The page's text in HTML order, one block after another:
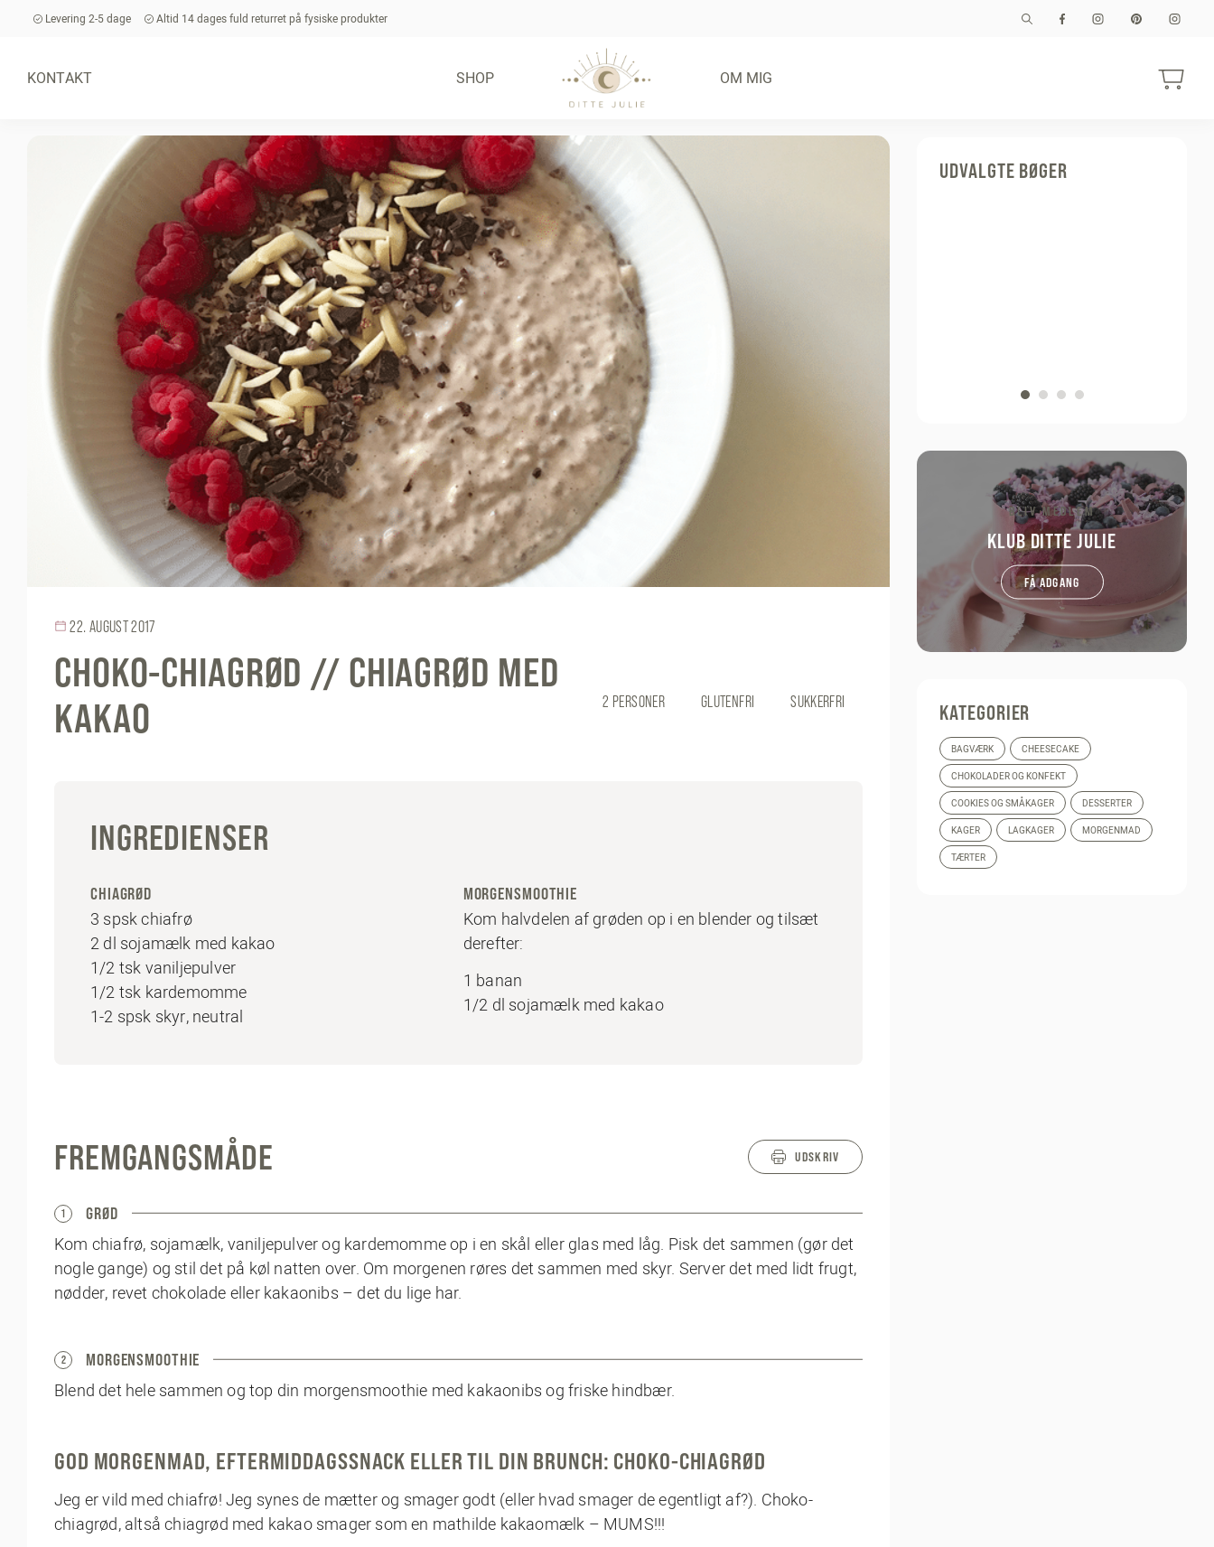
Levering 2-5 dage Altid 14 dages fuld returret på fysiske produkter
KONTAKT SHOP OM MIG
22. AUGUST 2017
CHOKO-CHIAGRØD // CHIAGRØD MED
KAKAO
2 PERSONER GLUTENFRI SUKKERFRI
INGREDIENSER
CHIAGRØD
3 spsk chiafrø
2 dl sojamælk med kakao
1/2 tsk vaniljepulver
1/2 tsk kardemomme
1-2 spsk skyr, neutral
MORGENSMOOTHIE
Kom halvdelen af grøden op i en blender og tilsæt
derefter:
1 banan
1/2 dl sojamælk med kakao
FREMGANGSMÅDE UDSKRIV
1 GRØD
Kom chiafrø, sojamælk, vaniljepulver og kardemomme op i en skål eller glas med låg. Pisk det sammen (gør det
nogle gange) og stil det på køl natten over. Om morgenen røres det sammen med skyr. Server det med lidt frugt,
nødder, revet chokolade eller kakaonibs – det du lige har.
2 MORGENSMOOTHIE
Blend det hele sammen og top din morgensmoothie med kakaonibs og friske hindbær.
GOD MORGENMAD, EFTERMIDDAGSSNACK ELLER TIL DIN BRUNCH: CHOKO-CHIAGRØD
Jeg er vild med chiafrø! Jeg synes de mætter og smager godt (eller hvad smager de egentligt af?). Choko-
chiagrød, altså chiagrød med kakao smager som en mathilde kakaomælk – MUMS!!!
UDVALGTE BØGER
FRIE FRISTELSER –
GLUTENFRIE BOLLER
(E-BOG)
55,00
BLIV MEDLEM
KLUB DITTE JULIE
FÅ ADGANG
KATEGORIER
BAGVÆRK CHEESECAKE
CHOKOLADER OG KONFEKT
COOKIES OG SMÅKAGER DESSERTER
KAGER LAGKAGER MORGENMAD
TÆRTER